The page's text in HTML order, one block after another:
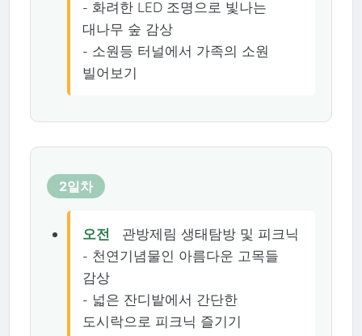
- 화려한 LED 조명으로 빛나는
대나무 숲 감상
- 소원등 터널에서 가족의 소원
빌어보기
2일차
오전
관방제림 생태탐방 및 피크닉
- 천연기념물인 아름다운 고목들
감상
- 넓은 잔디밭에서 간단한
도시락으로 피크닉 즐기기